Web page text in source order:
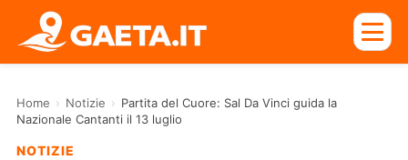
Home › Notizie › Partita del Cuore: Sal Da Vinci guida la
Nazionale Cantanti il 13 luglio
NOTIZIE